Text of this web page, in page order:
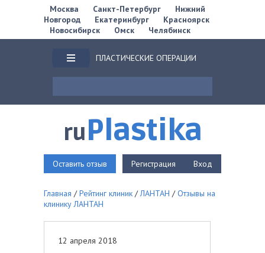
Москва Санкт-Петербург
Нижний
Новгород
Екатеринбург
Красноярск
Новосибирск
Омск Челябинск
ПЛАСТИЧЕСКИЕ ОПЕРАЦИИ
ruPlastika
Оставить отзыв Регистрация Вход
Главная /Рейтинг клиник /ЛАНТАН /Отзывы на
клинику ЛАНТАН
12 апреля 2018